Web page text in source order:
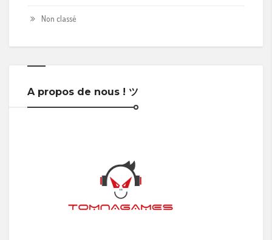
Non classé
A propos de nous ! ツ